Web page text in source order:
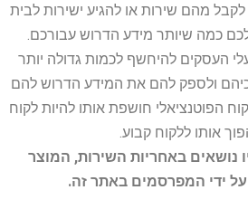
מהם שירות או להגיע ישירות לבית
כמה שיותר מידע הדרוש עבורכם.
העסקים להיחשף לכמות גדולה יותר
ולספק להם את המידע הדרוש להם
הפוטנציאלי חושפת אותו להיות לקוח
אותו ללקוח קבוע.
נושאים באחריות השירות, המוצר
על ידי המפרסמים באתר זה.